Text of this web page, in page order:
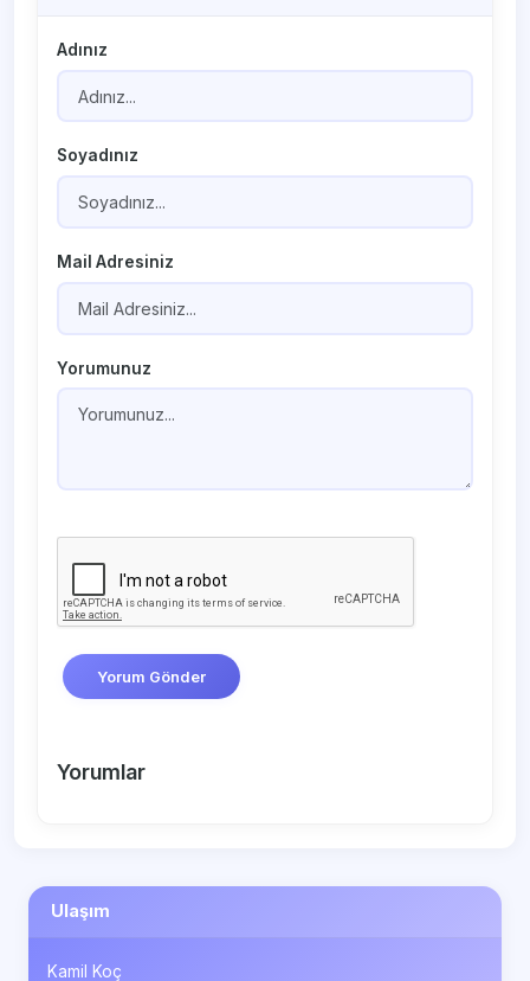
Adınız
Soyadınız
Mail Adresiniz
Yorumunuz
Yorum Gönder
Yorumlar
Ulaşım
Kamil Koç